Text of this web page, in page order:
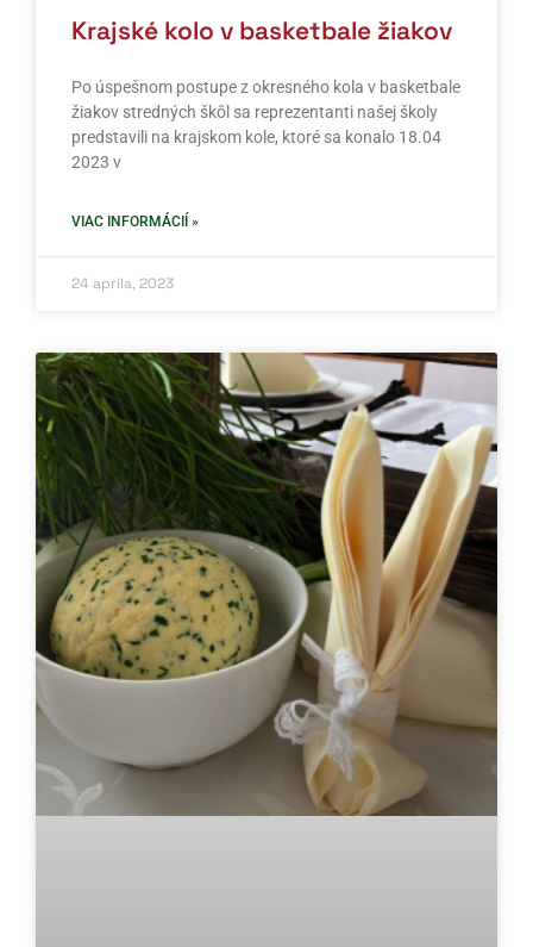
Krajské kolo v basketbale žiakov
Po úspešnom postupe z okresného kola v basketbale
žiakov stredných škôl sa reprezentanti našej školy
predstavili na krajskom kole, ktoré sa konalo 18.04
2023 v
VIAC INFORMÁCIÍ »
24 apríla, 2023